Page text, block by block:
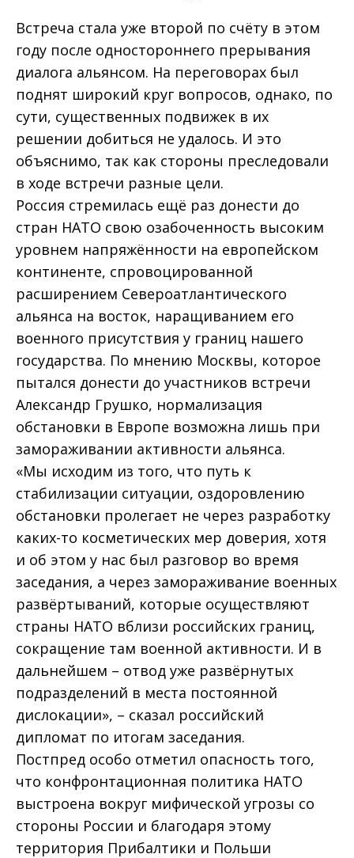
Встреча стала уже второй по счёту в этом
году после одностороннего прерывания
диалога альянсом. На переговорах был
поднят широкий круг вопросов, однако, по
сути, существенных подвижек в их
решении добиться не удалось. И это
объяснимо, так как стороны преследовали
в ходе встречи разные цели.
Россия стремилась ещё раз донести до
стран НАТО свою озабоченность высоким
уровнем напряжённости на европейском
континенте, спровоцированной
расширением Североатлантического
альянса на восток, наращиванием его
военного присутствия у границ нашего
государства. По мнению Москвы, которое
пытался донести до участников встречи
Александр Грушко, нормализация
обстановки в Европе возможна лишь при
замораживании активности альянса.
«Мы исходим из того, что путь к
стабилизации ситуации, оздоровлению
обстановки пролегает не через разработку
каких-то косметических мер доверия, хотя
и об этом у нас был разговор во время
заседания, а через замораживание военных
развёртываний, которые осуществляют
страны НАТО вблизи российских границ,
сокращение там военной активности. И в
дальнейшем – отвод уже развёрнутых
подразделений в места постоянной
дислокации», – сказал российский
дипломат по итогам заседания.
Постпред особо отметил опасность того,
что конфронтационная политика НАТО
выстроена вокруг мифической угрозы со
стороны России и благодаря этому
территория Прибалтики и Польши